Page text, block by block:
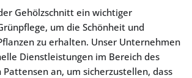
Gehölzschnitt ein wichtiger
um die Schönheit und
zu erhalten. Unser Unternehmen
Dienstleistungen im Bereich des
Pattensen an, um sicherzustellen, dass